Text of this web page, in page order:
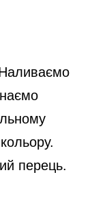
Наливаємо
перець.